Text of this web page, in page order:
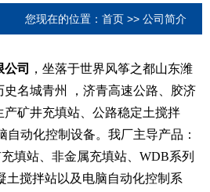
您现在的位置： 首页 >> 公司简介
司
，坐落于世界风筝之都山东潍
名城青州 ，济青高速公路、胶济
矿井充填站、公路稳定土搅拌
自动化控制设备。我厂主导产品：
填站、非金属充填站、WDB系列
土搅拌站以及电脑自动化控制系